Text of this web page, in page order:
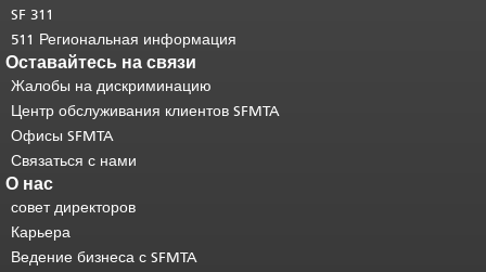
SF 311
511 Региональная информация
Оставайтесь на связи
Жалобы на дискриминацию
Центр обслуживания клиентов SFMTA
Офисы SFMTA
Связаться с нами
О нас
совет директоров
Карьера
Ведение бизнеса с SFMTA